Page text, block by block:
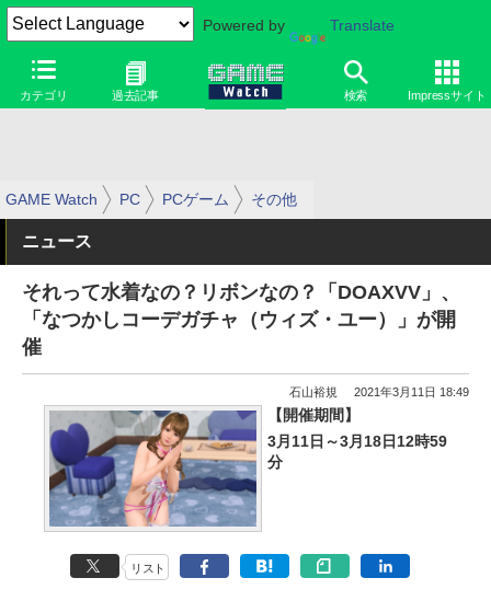
Powered by Translate
カテゴリ 過去記事 検索 Impressサイト
GAME Watch PC PCゲーム その他
ニュース
それって水着なの？リボンなの？「DOAXVV」、
「なつかしコーデガチャ（ウィズ・ユー）」が開
催
石山裕規 2021年3月11日 18:49
【開催期間】
3月11日～3月18日12時59
分
リスト